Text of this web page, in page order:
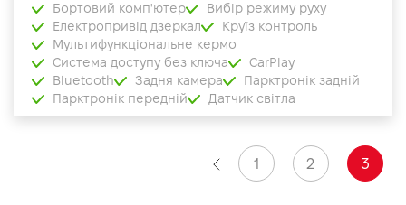
Бортовий комп'ютер
Вибір режиму руху
Електропривід дзеркал
Круїз контроль
Мультифункціональне кермо
Система доступу без ключа
CarPlay
Bluetooth
Задня камера
Парктронік задній
Парктронік передній
Датчик світла
1 2 3